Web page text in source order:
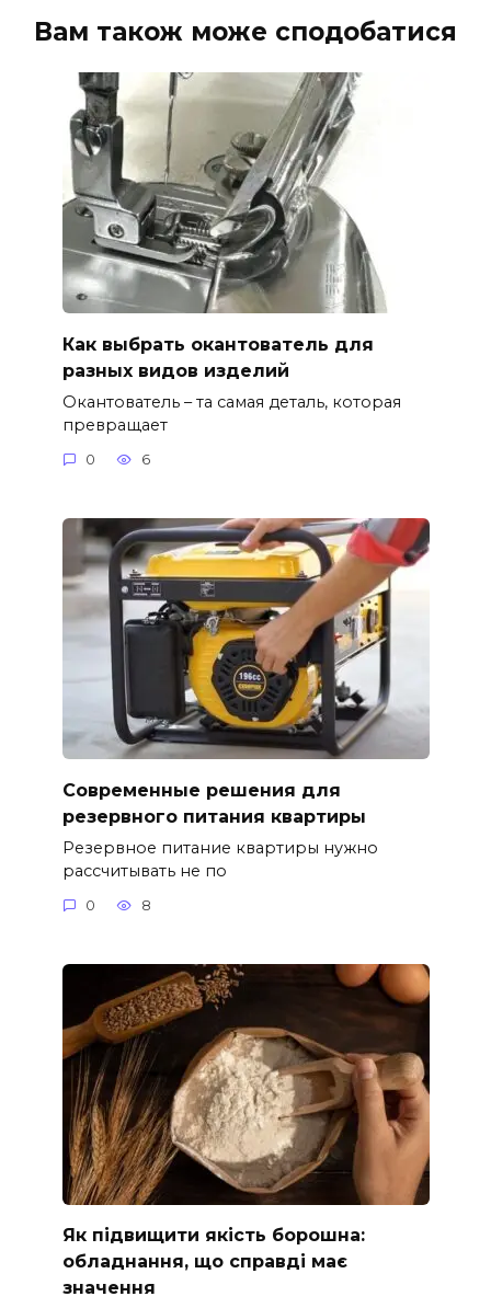
Вам також може сподобатися
Как выбрать окантователь для
разных видов изделий
Окантователь – та самая деталь, которая
превращает
0 6
Современные решения для
резервного питания квартиры
Резервное питание квартиры нужно
рассчитывать не по
0 8
Як підвищити якість борошна:
обладнання, що справді має
значення